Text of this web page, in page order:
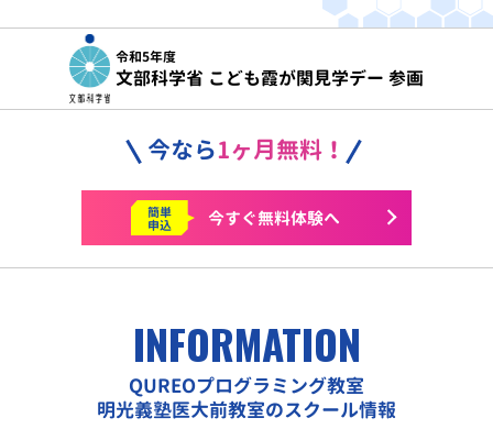
令和5年度
文部科学省 こども霞が関見学デー 参画
今なら1ヶ月無料！
簡単
申込 今すぐ無料体験へ
INFORMATION
QUREOプログラミング教室
明光義塾医大前教室のスクール情報